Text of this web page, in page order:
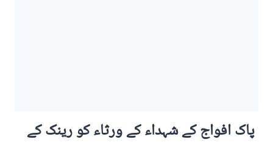
پاک افواج کے شہداء کے ورثاء کو رینک کے